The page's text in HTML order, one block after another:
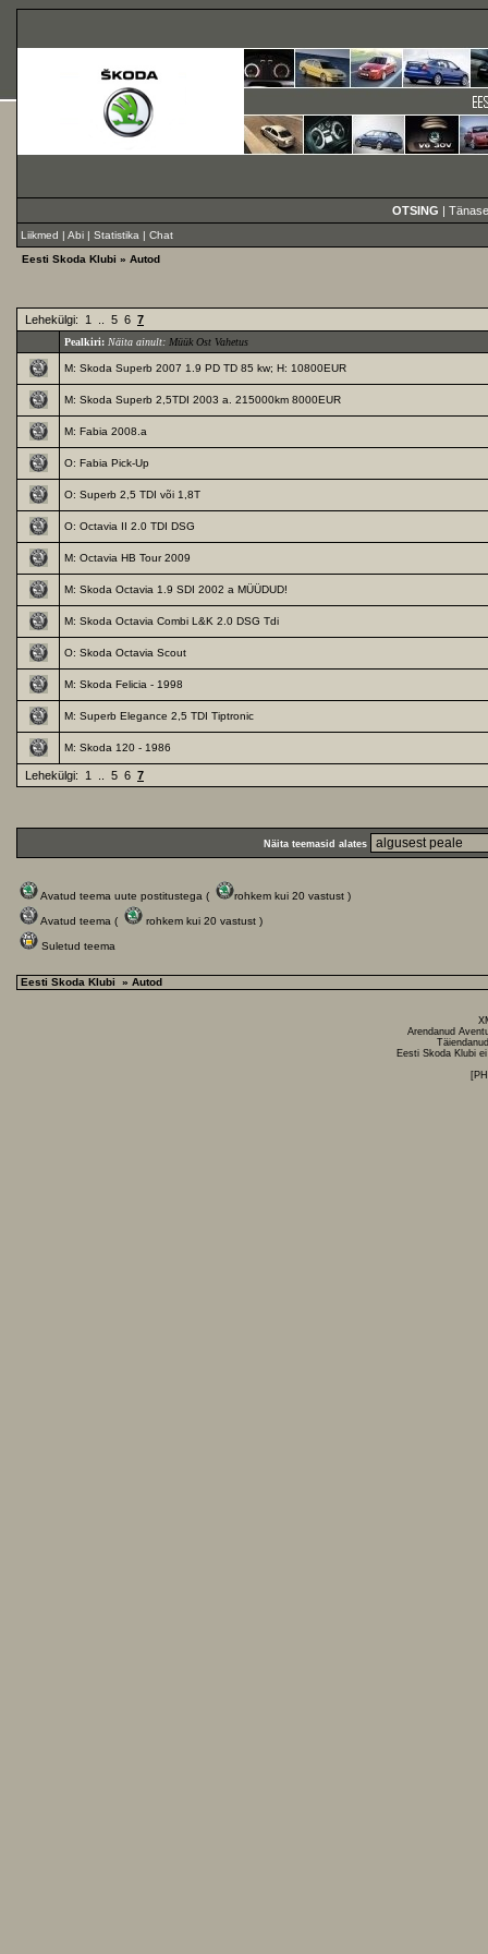
OTSING |
Liikmed | Abi | Statistika | Chat
Eesti Skoda Klubi » Autod
Lehekülgi: 1 5 6 7
Pealkiri: Näita ainult: Müük Ost Vahetus
M: Skoda Superb 2007 1.9 PD TD 85 kw; H: 10800EUR
M: Skoda Superb 2,5TDI 2003 a. 215000km 8000EUR
M: Fabia 2008.a
O: Fabia Pick-Up
O: Superb 2,5 TDI või 1,8T
O: Octavia II 2.0 TDI DSG
M: Octavia HB Tour 2009
M: Skoda Octavia 1.9 SDI 2002 a MÜÜDUD!
M: Skoda Octavia Combi L&K 2.0 DSG Tdi
O: Skoda Octavia Scout
M: Skoda Felicia - 1998
M: Superb Elegance 2,5 TDI Tiptronic
M: Skoda 120 - 1986
Lehekülgi: 1 5 6 7
Näita teemasid alates
Avatud teema uute postitustega ( rohkem kui 20 vastust )
Avatud teema ( rohkem kui 20 vastust )
Suletud teema
Eesti Skoda Klubi » Autod
Arendanud
Eesti Skoda Klubi